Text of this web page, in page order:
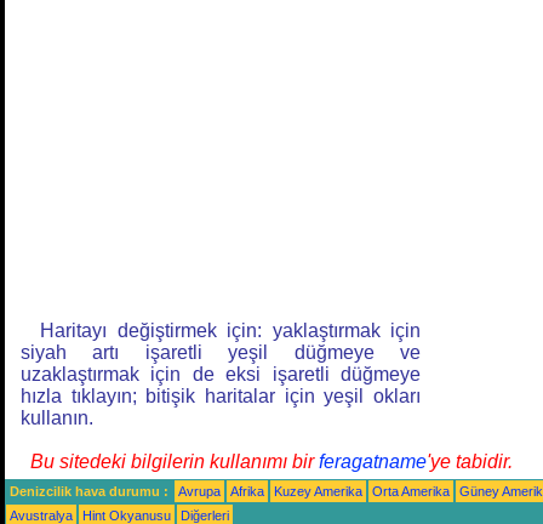
Haritayı değiştirmek için: yaklaştırmak için
siyah artı işaretli yeşil düğmeye ve
uzaklaştırmak için de eksi işaretli düğmeye
hızla tıklayın; bitişik haritalar için yeşil okları
kullanın.
Bu sitedeki bilgilerin kullanımı birferagatname'ye tabidir.
Denizcilik hava durumu : Avrupa Afrika Kuzey Amerika Orta Amerika
Güney
Avustralya
Hint Okyanusu
Diğerleri